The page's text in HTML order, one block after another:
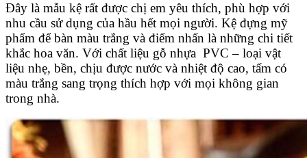
Đây là mẫu kệ rất được chị em yêu thích, phù hợp với
nhu cầu sử dụng của hầu hết mọi người. Kệ đựng mỹ
phẩm để bàn màu trắng và điểm nhấn là những chi tiết
khắc hoa văn. Với chất liệu gỗ nhựa PVC – loại vật
liệu nhẹ, bền, chịu được nước và nhiệt độ cao, tấm có
màu trắng sang trọng thích hợp với mọi không gian
trong nhà.